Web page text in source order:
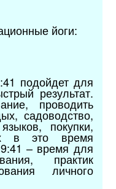
йоги:
подойдет для
результат.
проводить
садоводство,
покупки,
в это время
– время для
практик
личного